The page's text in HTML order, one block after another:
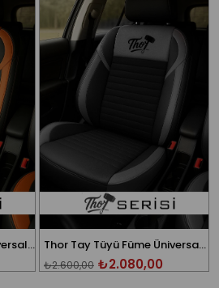
Thor Tay Tüyü Taba Üniversal Oto Koltuk Kılıfı Thor Tay Tüyü Füme Üniversal Oto Koltuk Kılıfı
₺2.080,00
₺2.600,00